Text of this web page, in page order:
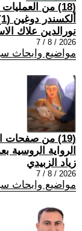
(18) من
ألكسندر دوغين (1)
نورالدين علاك
2026 / 8 / 7
مواضيع وابحاث
(19) من صفحات
الرواية الروسية
زياد الزبيدي
2026 / 8 / 7
مواضيع وابحاث